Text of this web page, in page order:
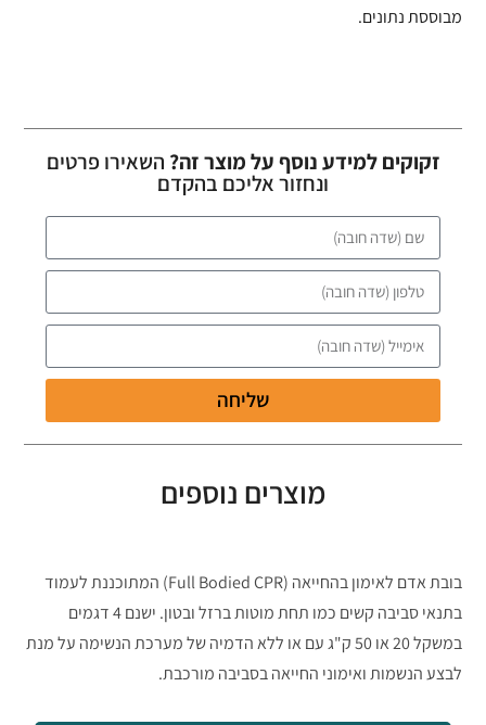
מבוססת נתונים.
זקוקים למידע נוסף על מוצר זה? השאירו פרטים
ונחזור אליכם בהקדם
שליחה
מוצרים נוספים
בובת אדם לאימון בהחייאה (Full Bodied CPR) המתוכננת לעמוד
בתנאי סביבה קשים כמו תחת מוטות ברזל ובטון. ישנם 4 דגמים
במשקל 20 או 50 ק"ג עם או ללא הדמיה של מערכת הנשימה על מנת
לבצע הנשמות ואימוני החייאה בסביבה מורכבת.